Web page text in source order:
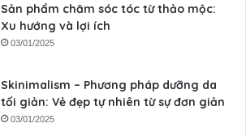
Sản phẩm chăm sóc tóc từ thảo mộc:
Xu hướng và lợi ích
03/01/2025
Skinimalism – Phương pháp dưỡng da
tối giản: Vẻ đẹp tự nhiên từ sự đơn giản
03/01/2025